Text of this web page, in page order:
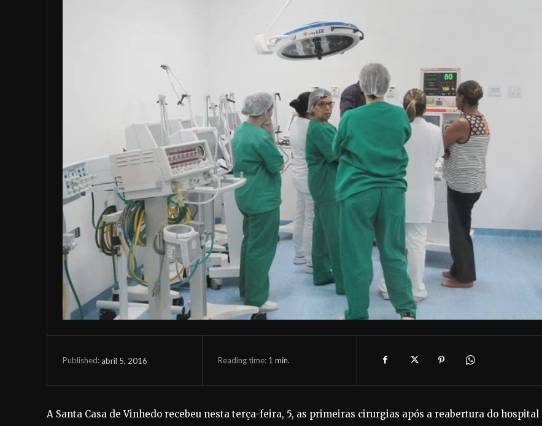
Published: abril 5, 2016 Reading time: 1 min.
A Santa Casa de Vinhedo recebeu nesta terça-feira, 5, as primeiras cirurgias após a reabertura do hospital